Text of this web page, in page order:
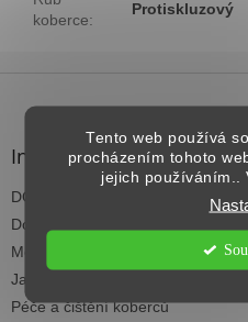
Tento web používá
procházením tohoto
jejich používáním..
koberce:
Protiskluzový
Informace pro vás
DOPRAVA NAD 2.500,- KČ
Dodací termíny
Možnosti platby
Jak vybrat koberec do každé
Péče a čištění koberců